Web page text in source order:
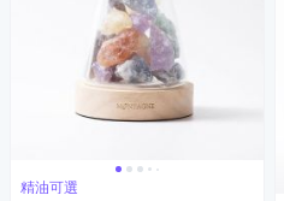
精油可選